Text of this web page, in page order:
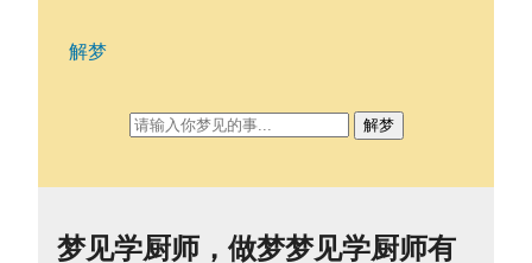
梦见学厨师，做梦梦见学厨师有
解梦
解梦